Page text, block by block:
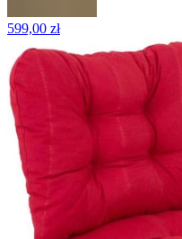
599,00 zł